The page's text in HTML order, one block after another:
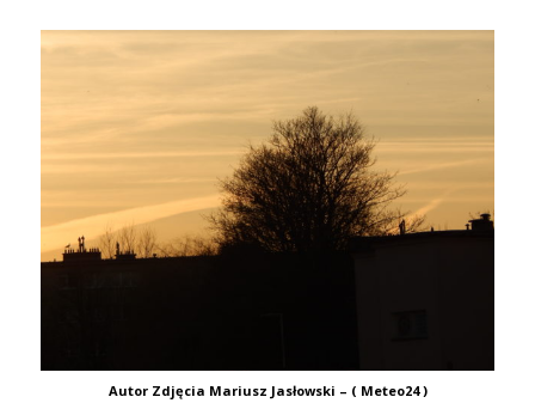
Autor Zdjęcia Mariusz Jasłowski – ( Meteo24 )